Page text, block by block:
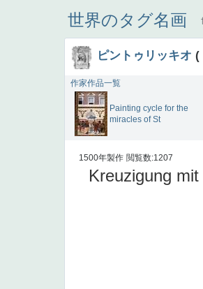
世界のタグ名画
ピントゥリッキオ (
作家作品一覧
Painting cycle for the
miracles of St
1500年製作 閲覧数:1207
Kreuzigung